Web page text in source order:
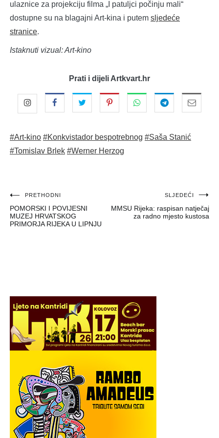
ulaznice za projekciju filma „I patuljci počinju mali“
dostupne su na blagajni Art-kina i putem sljedeće
stranice.
Istaknuti vizual: Art-kino
Prati i dijeli Artkvart.hr
#Art-kino #Konkvistador bespotrebnog #Saša Stanić
#Tomislav Brlek #Werner Herzog
Navigacija
objava
PRETHODNI
POMORSKI I POVIJESNI
MUZEJ HRVATSKOG
PRIMORJA RIJEKA U LIPNJU
SLJEDEĆI
MMSU Rijeka: raspisan natječaj
za radno mjesto kustosa